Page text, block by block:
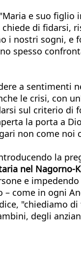
e suo
di fidarsi,
i nostri sogni, e
spesso
a sentimenti
le crisi, con
sul criterio di
la porta a
non come noi
la
nel Nagorno-
e
come in ogni
"chiediamo
degli